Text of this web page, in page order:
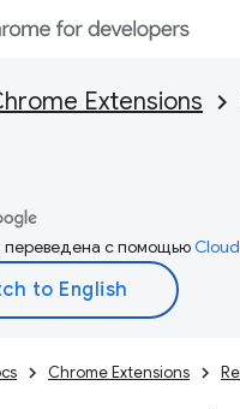
Extensions
переведена с помощью
Chrome Extensions